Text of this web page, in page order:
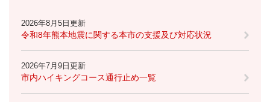
2026年8月5日更新
令和8年熊本地震に関する本市の支援及び対応状況
2026年7月9日更新
市内ハイキングコース通行止め一覧